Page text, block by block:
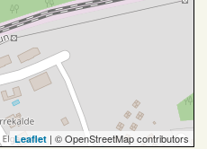
Leaflet | © OpenStreetMap contributors